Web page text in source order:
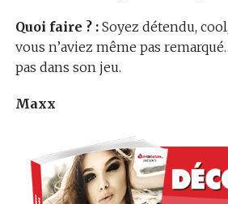
Quoi faire ? :Soyez détendu,
vous n’aviez même pas
pas dans son jeu.
Maxx